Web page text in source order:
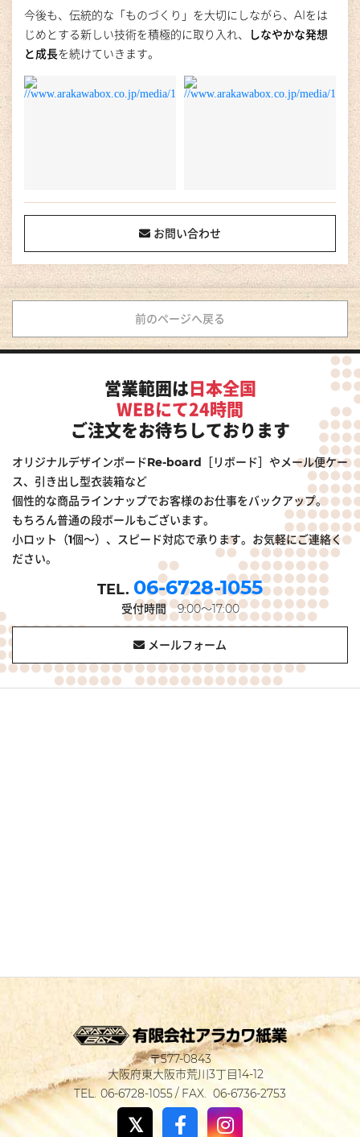
今後も、伝統的な「ものづくり」を大切にしながら、AIをは
じめとする新しい技術を積極的に取り入れ、
しなやかな発想
と成長を続けていきます。
お問い合わせ
前のページへ戻る
営業範囲は日本全国
WEBにて24時間
ご注文をお待ちしております
オリジナルデザインボードRe-board［リボード］やメール便ケー
ス、引き出し型衣装箱など
個性的な商品ラインナップでお客様のお仕事をバックアップ。
もちろん普通の段ボールもございます。
小ロット（1個～）、スピード対応で承ります。お気軽にご連絡く
ださい。
06-6728-1055
受付時間9:00～17:00
メールフォーム
577-0843
大阪府東大阪市荒川3丁目14-12
06-6728-1055
06-6736-2753